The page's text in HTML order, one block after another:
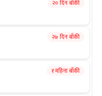
२० दिन बाँकी
२७ दिन बाँकी
१ महिना बाँकी